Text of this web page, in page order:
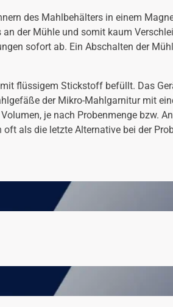
des Mahlbehälters in einem
der Mühle und somit kaum
sofort ab. Ein Abschalten der
flüssigem Stickstoff befüllt. Das
der Mikro-Mahlgarnitur mit
je nach Probenmenge bzw.
als die letzte Alternative bei der